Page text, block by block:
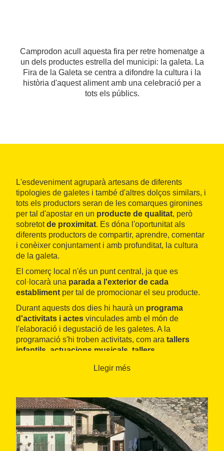
Camprodon acull aquesta fira per retre homenatge a
un dels productes estrella del municipi: la galeta. La
Fira de la Galeta se centra a difondre la cultura i la
història d'aquest aliment amb una celebració per a
tots els públics.
L'esdeveniment agruparà artesans de diferents
tipologies de galetes i també d'altres dolços similars, i
tots els productors seran de les comarques gironines
per tal d'apostar en un producte de qualitat, però
sobretotde proximitat. Es dóna l'oportunitat als
diferents productors de compartir, aprendre, comentar
i conèixer conjuntament i amb profunditat, la cultura
de la galeta.
El comerç local n'és un punt central, ja que es
col·locarà una parada a l'exterior de cada
establiment per tal de promocionar el seu producte.
Durant aquests dos dies hi haurà un programa
d'activitats i actes vinculades amb el món de
l'elaboració i degustació de les galetes. A la
programació s'hi troben activitats, com ara tallers
infantils, actuacions musicals, tallers
dels actes són gratuïts.Llegir més